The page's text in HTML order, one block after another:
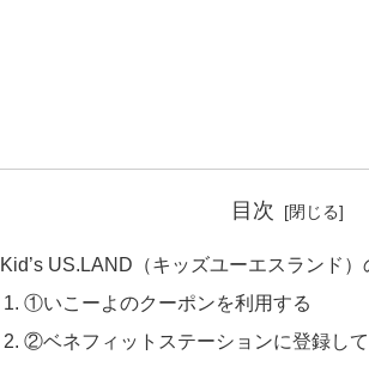
目次
Kid’s US.LAND（キッズユーエスランド）
①いこーよのクーポンを利用する
②ベネフィットステーションに登録し